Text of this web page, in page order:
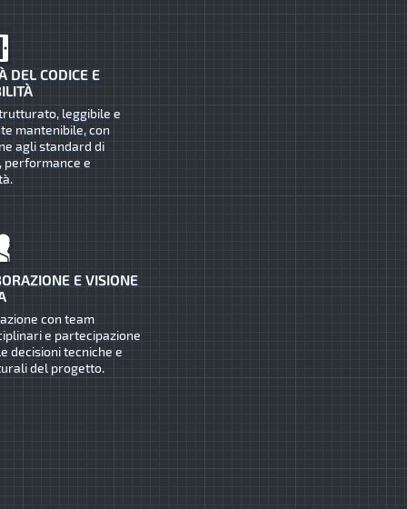
DEL CODICE E
leggibile e
mantenibile, con
agli standard di
performance e
E VISIONE
con team
e partecipazione
decisioni tecniche e
del progetto.